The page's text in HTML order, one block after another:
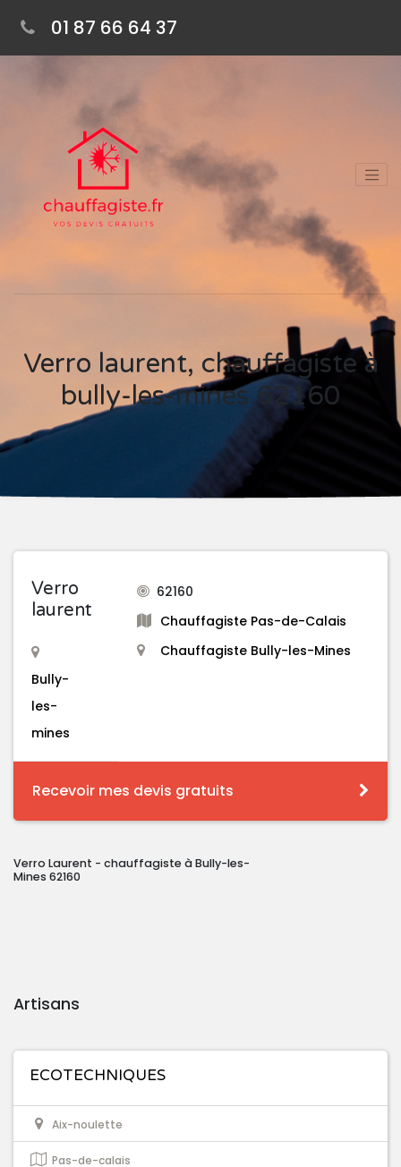
01 87 66 64 37
Verro laurent, chauffagiste à
bully-les-mines 62160
Verro
laurent
Bully-
les-
mines
62160
Chauffagiste Pas-de-Calais
Chauffagiste Bully-les-Mines
Recevoir mes devis gratuits
Verro Laurent - chauffagiste à Bully-les-
Mines 62160
Artisans
ECOTECHNIQUES
Aix-noulette
Pas-de-calais